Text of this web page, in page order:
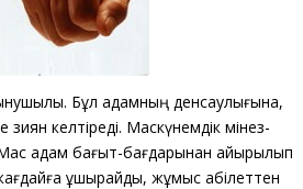
Бұл адамның денсаулығына,
зиян келтіреді. Маскүнемдік мінез-
Мас адам бағыт-бағдарынан айырылып
ұшырайды, жұмыс қабілеттен